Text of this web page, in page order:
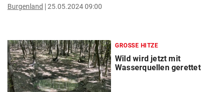
Burgenland 25.05.2024 09:00
GROSSE HITZE
Wild wird jetzt mit
Wasserquellen gerettet